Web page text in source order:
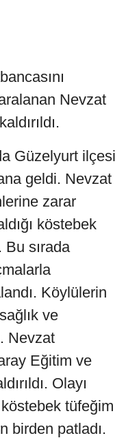
Nevzat
Güzelyurt ilçesi
geldi. Nevzat
zarar
köstebek
Bu sırada
Köylülerin
ve
Nevzat
Eğitim ve
Olayı
tüfeğim
birden patladı.